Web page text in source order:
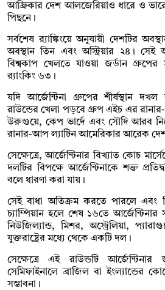
আফ্রিকার দেশ আলজেরিয়াও ধারে ও
পিছনে।
সর্বশেষ র‍্যাঙ্কিংয়ে অনুযায়ী দেশটির
অবস্থান তিন এবং অস্ট্রিয়ার ২৪। সেই
বিশ্বকাপ খেলতে যাওয়া জর্ডান
র‍্যাংকিং ৬৩।
যদি আর্জেন্টিনা গ্রুপের শীর্ষস্থান
রাউন্ডের খেলা পড়বে গ্রুপ এইচ এর
উরুগুয়ে, কেপ ভার্দে এবং সৌদি আরব
রানার-আপ ল্যাটিন আমেরিকার আরেক
সেক্ষেত্রে, আর্জেন্টিনার বিখ্যাত কোচ
দলটির বিপক্ষে আর্জেন্টিনাকে শক্ত
বলে ধারণা করা যায়।
সেই বাধা অতিক্রম করতে পারলে এবং
চ্যাম্পিয়ান হলে শেষ ১৬তে আর্জেন্টিনার
নিউজিল্যান্ড, মিশর, অস্ট্রেলিয়া,
যুক্তরাষ্ট্রের মধ্যে থেকে একটি দল।
সেক্ষেত্রে এই রাউন্ডটি
সেমিফাইনালে ব্রাজিল বা ইংল্যান্ডের
সম্ভাবনা।